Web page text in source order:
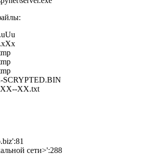
SCRYPTED.BIN
XX.txt
сети>':288